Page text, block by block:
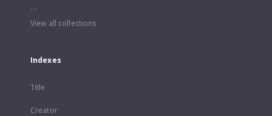
...
View all collections
Indexes
Title
Creator